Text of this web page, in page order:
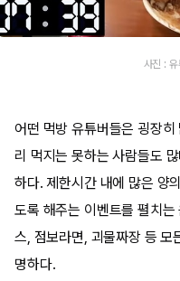
사진 :
어떤 먹방 유튜버들은 굉장
리 먹지는 못하는 사람들도
하다. 제한시간 내에 많은 양
도록 해주는 이벤트를 펼치
스, 점보라면, 괴물짜장 등 모
명하다.